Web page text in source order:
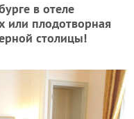
в отеле
плодотворная
столицы!